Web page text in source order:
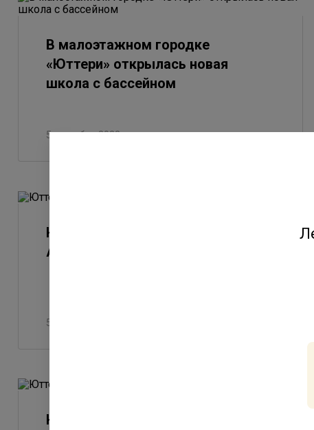
В малоэтажном городке
«Юттери» открылась новая
школа с бассейном
5 сентября 2022
Юттери - ход строительства.
Август 2022
5 августа 2022
Юттери - ход строительства.